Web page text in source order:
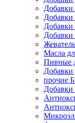
Добавки
Добавки
Масла
Пивные
Добавки
прочие